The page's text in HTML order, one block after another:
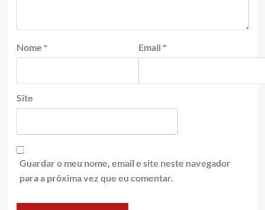
Nome * Email *
Site
Guardar o meu nome, email e site neste navegador
para a próxima vez que eu comentar.